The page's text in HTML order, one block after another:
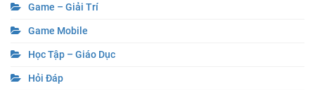
Game – Giải Trí
Game Mobile
Học Tập – Giáo Dục
Hỏi Đáp